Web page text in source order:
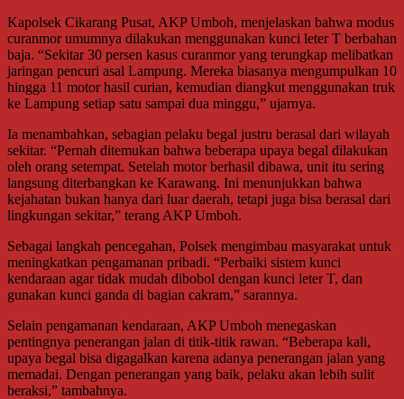
Kapolsek Cikarang Pusat, AKP Umboh, menjelaskan bahwa modus
curanmor umumnya dilakukan menggunakan kunci leter T berbahan
baja. “Sekitar 30 persen kasus curanmor yang terungkap melibatkan
jaringan pencuri asal Lampung. Mereka biasanya mengumpulkan 10
hingga 11 motor hasil curian, kemudian diangkut menggunakan truk
ke Lampung setiap satu sampai dua minggu,” ujarnya.
Ia menambahkan, sebagian pelaku begal justru berasal dari wilayah
sekitar. “Pernah ditemukan bahwa beberapa upaya begal dilakukan
oleh orang setempat. Setelah motor berhasil dibawa, unit itu sering
langsung diterbangkan ke Karawang. Ini menunjukkan bahwa
kejahatan bukan hanya dari luar daerah, tetapi juga bisa berasal dari
lingkungan sekitar,” terang AKP Umboh.
Sebagai langkah pencegahan, Polsek mengimbau masyarakat untuk
meningkatkan pengamanan pribadi. “Perbaiki sistem kunci
kendaraan agar tidak mudah dibobol dengan kunci leter T, dan
gunakan kunci ganda di bagian cakram,” sarannya.
Selain pengamanan kendaraan, AKP Umboh menegaskan
pentingnya penerangan jalan di titik-titik rawan. “Beberapa kali,
upaya begal bisa digagalkan karena adanya penerangan jalan yang
memadai. Dengan penerangan yang baik, pelaku akan lebih sulit
beraksi,” tambahnya.